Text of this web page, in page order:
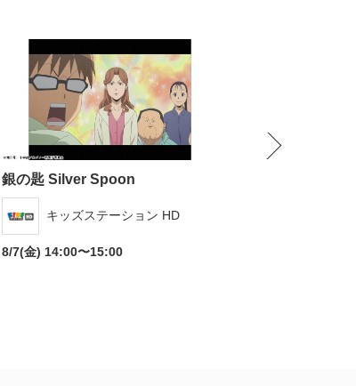
銀の匙 Silver Spoon
キッズステーション HD
8/7(金) 14:00〜15:00